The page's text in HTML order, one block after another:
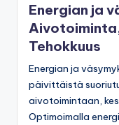
Energian ja
Tehokkuus
Energian ja
päivittäistä
aivotoimintaan,
Optimoimalla